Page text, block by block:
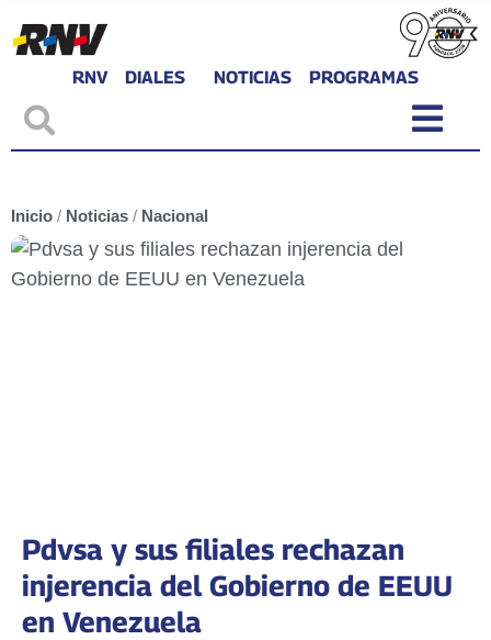
RNV DIALES NOTICIAS PROGRAMAS
Inicio / Noticias / Nacional
Pdvsa y sus filiales rechazan
injerencia del Gobierno de EEUU
en Venezuela